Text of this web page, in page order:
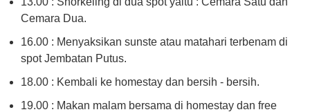
Cemara Dua.
16.00 : Menyaksikan sunste atau matahari terbenam di
spot Jembatan Putus.
18.00 : Kembali ke homestay dan bersih - bersih.
19.00 : Makan malam bersama di homestay dan free